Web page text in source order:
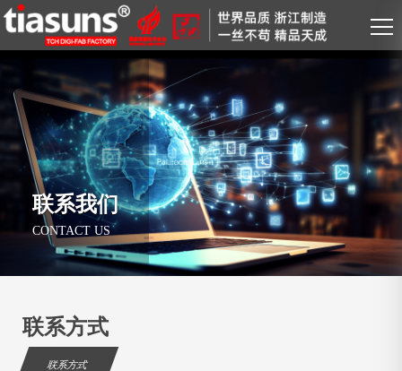
联系我们
CONTACT US
联系方式
联系方式